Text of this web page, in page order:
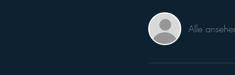
Alle